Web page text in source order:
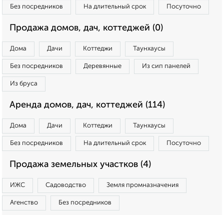
Без посредников На длительный срок Посуточно
Продажа домов, дач, коттеджей (0)
Дома Дачи Коттеджи Таунхаусы
Без посредников Деревянные Из сип панелей
Из бруса
Аренда домов, дач, коттеджей (114)
Дома Дачи Коттеджи Таунхаусы
Без посредников На длительный срок Посуточно
Продажа земельных участков (4)
ИЖС Садоводство Земля промназначения
Агенство Без посредников